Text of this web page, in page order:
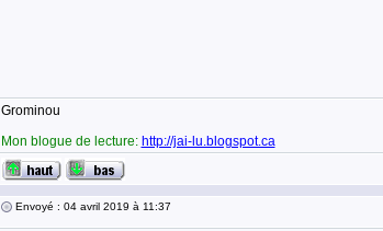
Grominou
Mon blogue de lecture: http://jai-lu.blogspot.ca
Envoyé : 04 avril 2019 à 11:37